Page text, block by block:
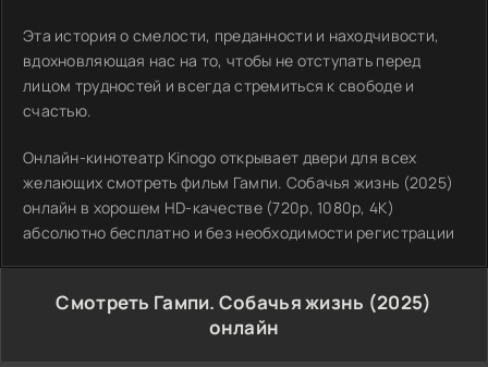
Эта история о смелости, преданности и находчивости,
вдохновляющая нас на то, чтобы не отступать перед
лицом трудностей и всегда стремиться к свободе и
счастью.
Онлайн-кинотеатр Kinogo открывает двери для всех
желающих смотреть фильм Гампи. Собачья жизнь (2025)
онлайн в хорошем HD-качестве (720p, 1080p, 4K)
абсолютно бесплатно и без необходимости регистрации
Смотреть Гампи. Собачья жизнь (2025)
онлайн